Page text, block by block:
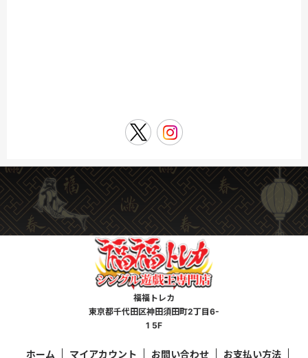
福福トレカ
東京都千代田区神田須田町2丁目6-
1 5F
ホーム マイアカウント お問い合わせ お支払い方法